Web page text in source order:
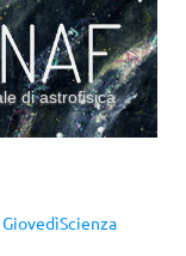
di astrofisica